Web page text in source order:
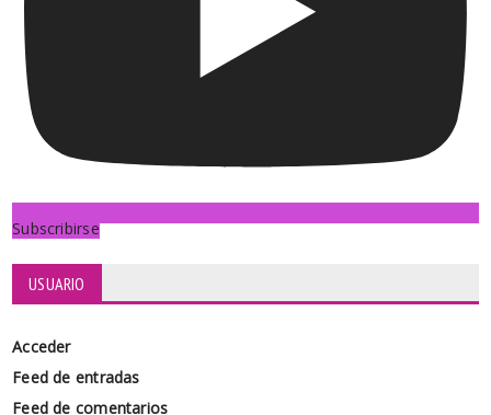
Subscribirse
USUARIO
Acceder
Feed de entradas
Feed de comentarios